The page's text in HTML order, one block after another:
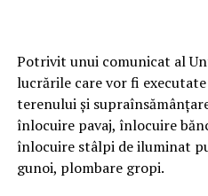
Potrivit unui comunicat al
lucrările care vor fi
terenului şi
înlocuire pavaj, înlocuire
înlocuire stâlpi de iluminat
gunoi, plombare gropi.